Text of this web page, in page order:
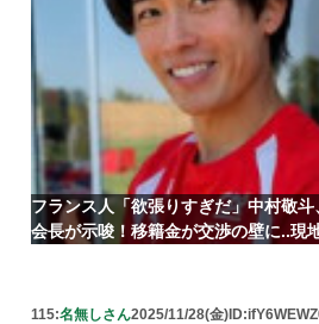
フランス人「欲張りすぎだ」中村敬
会長が示唆！移籍金が交渉の壁に..現
115:名無しさん2025/11/28(金)